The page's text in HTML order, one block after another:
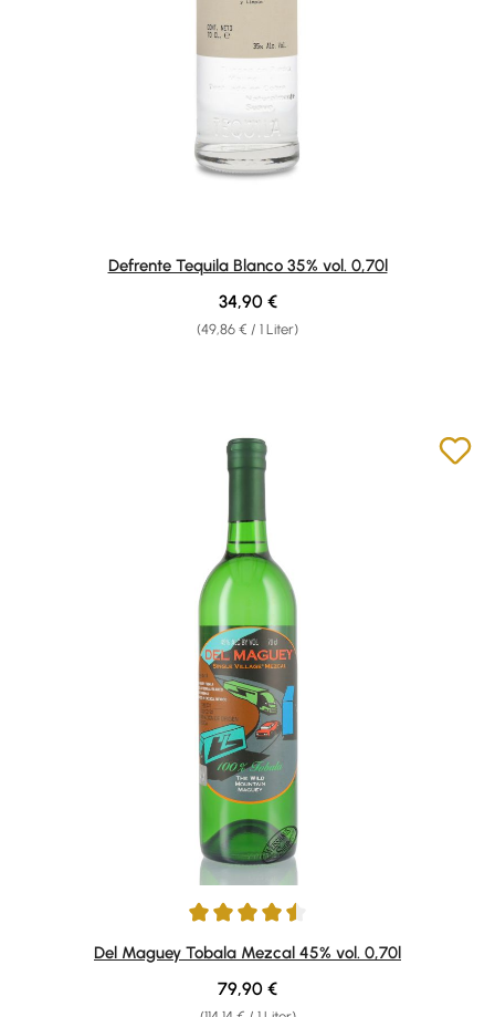
Defrente Tequila Blanco 35% vol. 0,70l
(49,86 € / 1 Liter)
Regulärer Preis:
34,90 €
Durchschnittliche Bewertung von 4.5 von 5 Sternen
Del Maguey Tobala Mezcal 45% vol. 0,70l
Regulärer Preis:
79,90 €